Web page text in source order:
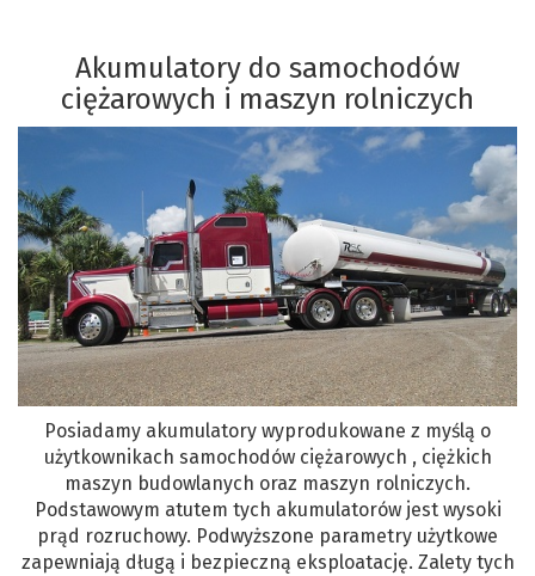
Akumulatory do samochodów
ciężarowych i maszyn rolniczych
Posiadamy akumulatory wyprodukowane z myślą o
użytkownikach samochodów ciężarowych , ciężkich
maszyn budowlanych oraz maszyn rolniczych.
Podstawowym atutem tych akumulatorów jest wysoki
prąd rozruchowy. Podwyższone parametry użytkowe
zapewniają długą i bezpieczną eksploatację. Zalety tych